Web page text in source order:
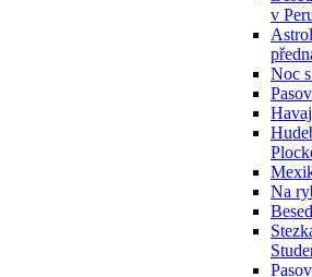
v
Noc
Na